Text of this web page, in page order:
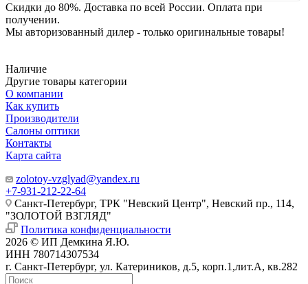
Скидки до 80%. Доставка по всей России. Оплата при
получении.
Мы авторизованный дилер - только оригинальные товары!
Наличие
Другие товары категории
О компании
Как купить
Производители
Салоны оптики
Контакты
Карта сайта
zolotoy-vzglyad@yandex.ru
+7-931-212-22-64
Санкт-Петербург, ТРК "Невский Центр", Невский пр., 114,
"ЗОЛОТОЙ ВЗГЛЯД"
Политика конфиденциальности
2026 © ИП Демкина Я.Ю.
ИНН 780714307534
г. Санкт-Петербург, ул. Катериников, д.5, корп.1,лит.А, кв.282